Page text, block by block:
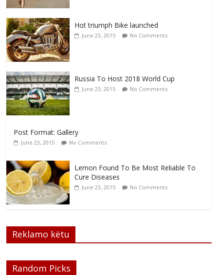
Hot triumph Bike launched
June 23, 2015 No Comments
Russia To Host 2018 World Cup
June 23, 2015 No Comments
Post Format: Gallery
June 23, 2015 No Comments
Lemon Found To Be Most Reliable To
Cure Diseases
June 23, 2015 No Comments
Reklamo këtu
Random Picks